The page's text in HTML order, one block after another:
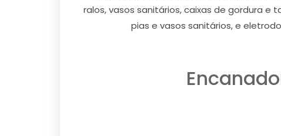
ralos, vasos sanitários, caixas de gordura e
pias e vasos sanitários, e